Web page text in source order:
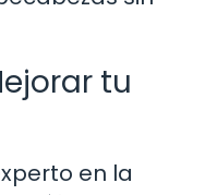
tu
en la